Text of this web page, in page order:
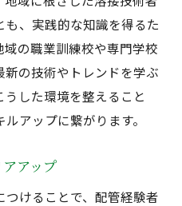
も、実践的な知識を得るた
の職業訓練校や専門学校
の技術やトレンドを学ぶ
した環境を整えること
アップに繋がります。
アップ
けることで、配管経験者